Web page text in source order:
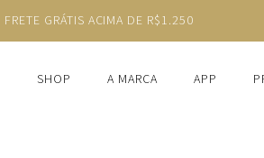
FRETE GRÁTIS ACIMA DE R$1.250
SHOP A MARCA APP